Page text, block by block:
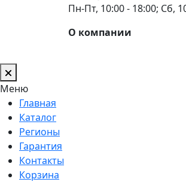
Пн-Пт, 10:00 - 18:00; Сб,
О компании
Меню
Главная
Каталог
Регионы
Гарантия
Контакты
Корзина